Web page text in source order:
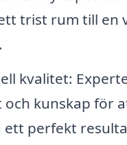
trist rum till en
kvalitet:
kunskap för
ett perfekt